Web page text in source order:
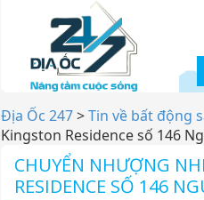
Địa Ốc 247>Tin về bất động
Kingston Residence số 146
CHUYỂN NHƯỢNG
RESIDENCE SỐ 146